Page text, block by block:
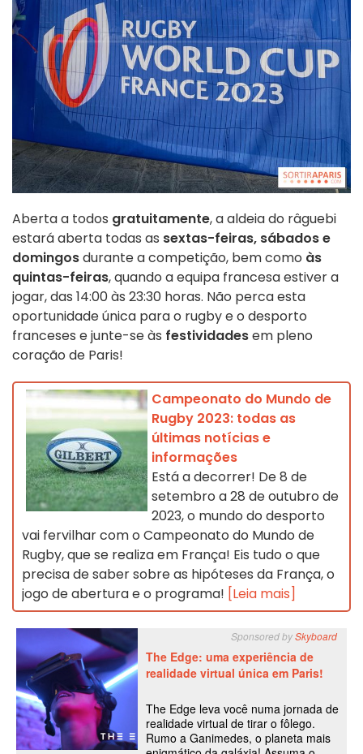
Aberta a todos gratuitamente, a aldeia do râguebi
estará aberta todas as sextas-feiras, sábados e
domingosdurante a competição, bem como às
quintas-feiras, quando a equipa francesa estiver a
jogar, das 14:00 às 23:30 horas. Não perca esta
oportunidade única para o rugby e o desporto
franceses e junte-se às festividadesem pleno
coração de Paris!
Campeonato do Mundo de
Rugby 2023: todas as
últimas notícias e
informações
Está a decorrer! De 8 de
setembro a 28 de outubro de
2023, o mundo do desporto
vai fervilhar com o Campeonato do Mundo de
Rugby, que se realiza em França! Eis tudo o que
precisa de saber sobre as hipóteses da França, o
jogo de abertura e o programa! [Leia mais]